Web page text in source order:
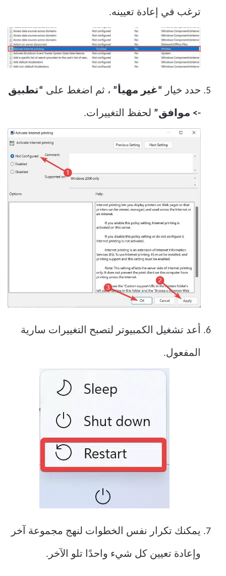
ترغب في إعادة تعيينه.
حدد خيار “غير مهيأ” ، ثم اضغط على “تطبيق
-> موافق” لحفظ التغييرات.
أعد تشغيل الكمبيوتر لتصبح التغييرات سارية
المفعول.
يمكنك تكرار نفس الخطوات لنهج مجموعة آخر
وإعادة تعيين كل شيء واحدًا تلو الآخر.